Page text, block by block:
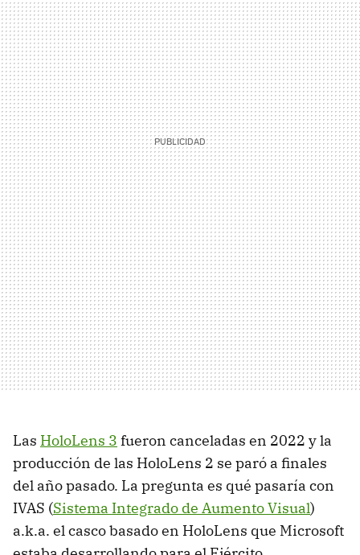
Las HoloLens 3 fueron canceladas en 2022 y la
producción de las HoloLens 2 se paró a finales
del año pasado. La pregunta es qué pasaría con
IVAS (Sistema Integrado de Aumento Visual)
a.k.a. el casco basado en HoloLens que Microsoft